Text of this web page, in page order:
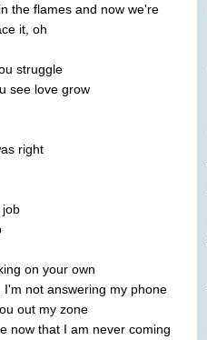
in the flames and now we're
it oh
struggle
see love grow
right
job
on your own
I'm not answering my phone
out my zone
now that I am never coming